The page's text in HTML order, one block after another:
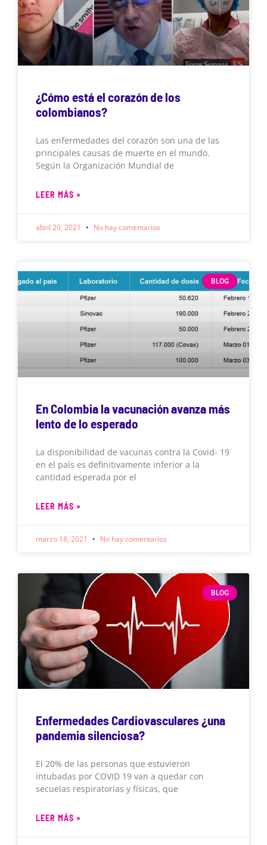
¿Cómo está el corazón de los
colombianos?
Las enfermedades del corazón son una de las
principales causas de muerte en el mundo.
Según la Organización Mundial de
LEER MÁS »
abril 20, 2021 No hay comentarios
BLOG
En Colombia la vacunación avanza más
lento de lo esperado
La disponibilidad de vacunas contra la Covid- 19
en el país es definitivamente inferior a la
cantidad esperada por el
LEER MÁS »
marzo 18, 2021 No hay comentarios
BLOG
Enfermedades Cardiovasculares ¿una
pandemia silenciosa?
El 20% de las personas que estuvieron
intubadas por COVID 19 van a quedar con
secuelas respiratorias y físicas, que
LEER MÁS »